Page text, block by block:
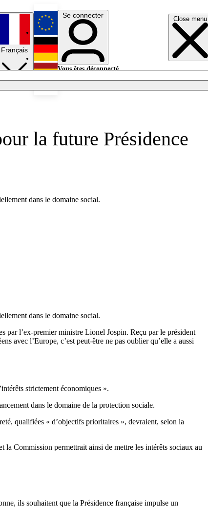
Close menu
Français
English
Deutsch
Se connecter
Vous êtes déconnecté.
la future Présidence
dans le domaine social.
dans le domaine social.
par l’ex-premier ministre Lionel Jospin. Reçu par le président
avec l’Europe, c’est peut-être ne pas oublier qu’elle a aussi
strictement économiques ».
dans le domaine de la protection sociale.
qualifiées « d’objectifs prioritaires », devraient, selon la
la Commission permettrait ainsi de mettre les intérêts sociaux au
ils souhaitent que la Présidence française impulse un